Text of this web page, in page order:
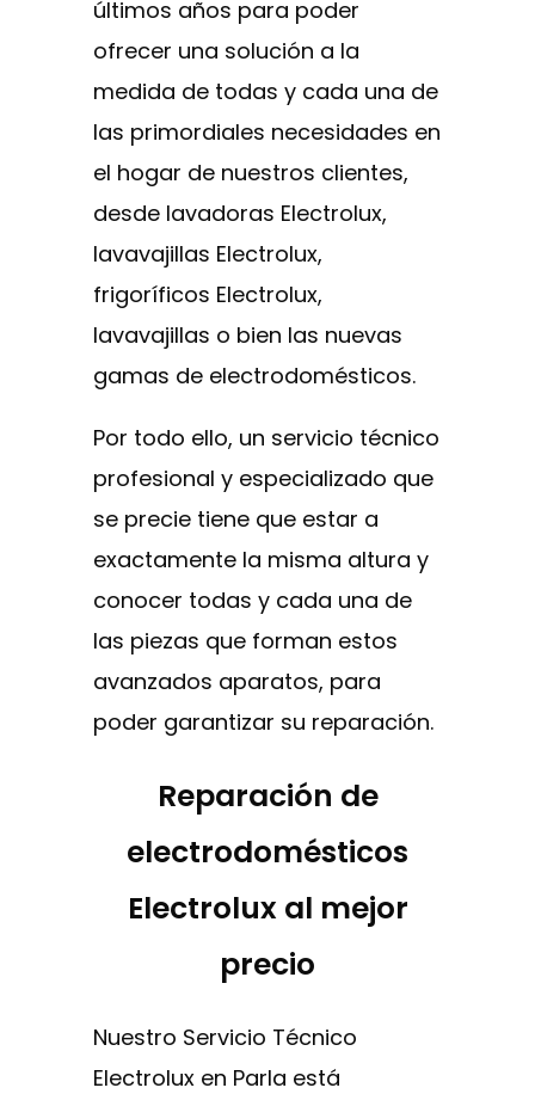
últimos años para poder
ofrecer una solución a la
medida de todas y cada una de
las primordiales necesidades en
el hogar de nuestros clientes,
desde lavadoras Electrolux,
lavavajillas Electrolux,
frigoríficos Electrolux,
lavavajillas o bien las nuevas
gamas de electrodomésticos.
Por todo ello, un servicio técnico
profesional y especializado que
se precie tiene que estar a
exactamente la misma altura y
conocer todas y cada una de
las piezas que forman estos
avanzados aparatos, para
poder garantizar su reparación.
Reparación de
electrodomésticos
Electrolux al mejor
precio
Nuestro Servicio Técnico
Electrolux en Parla está